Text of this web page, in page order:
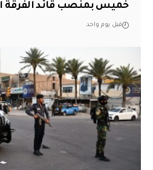
خميس بمنصب قائد الفرقة
قبل يوم واحد